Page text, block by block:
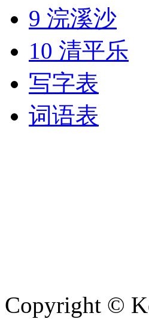
9 浣溪沙
10 清平乐
写字表
词语表
Copyright ©